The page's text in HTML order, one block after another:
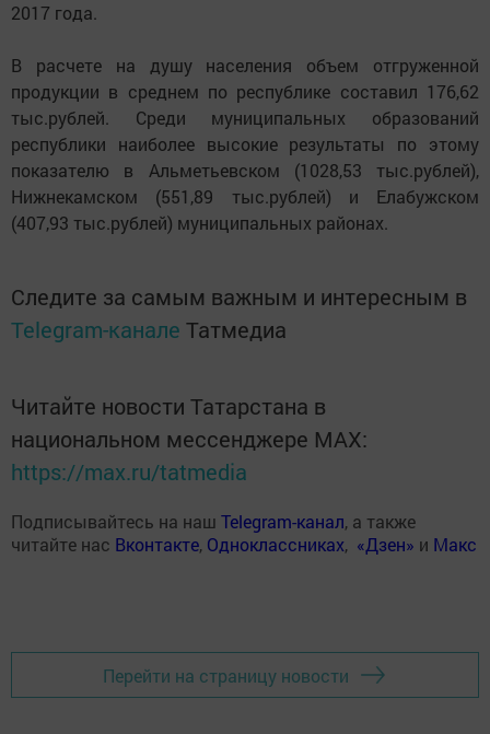
2017 года.
В расчете на душу населения объем отгруженной
продукции в среднем по республике составил 176,62
тыс.рублей. Среди муниципальных образований
республики наиболее высокие результаты по этому
показателю в Альметьевском (1028,53 тыс.рублей),
Нижнекамском (551,89 тыс.рублей) и Елабужском
(407,93 тыс.рублей) муниципальных районах.
Следите за самым важным и интересным в
Telegram-канале Татмедиа
Читайте новости Татарстана в
национальном мессенджере MАХ:
https://max.ru/tatmedia
Подписывайтесь на наш Telegram-канал, а также
читайте нас Вконтакте, Одноклассниках, «Дзен» и Макс
Перейти на страницу новости